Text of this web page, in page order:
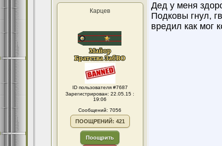
Карцев
ID пользователя #7687
Зарегистрирован: 22.05.15 :
19:06
Сообщений: 7056
ПООЩРЕНИЙ: 421
Поощрить
Дед у меня
Подковы гнул,
вредил как мог